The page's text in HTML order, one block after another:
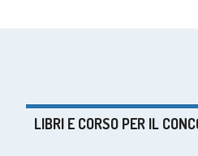
LIBRI E CORSO PER IL